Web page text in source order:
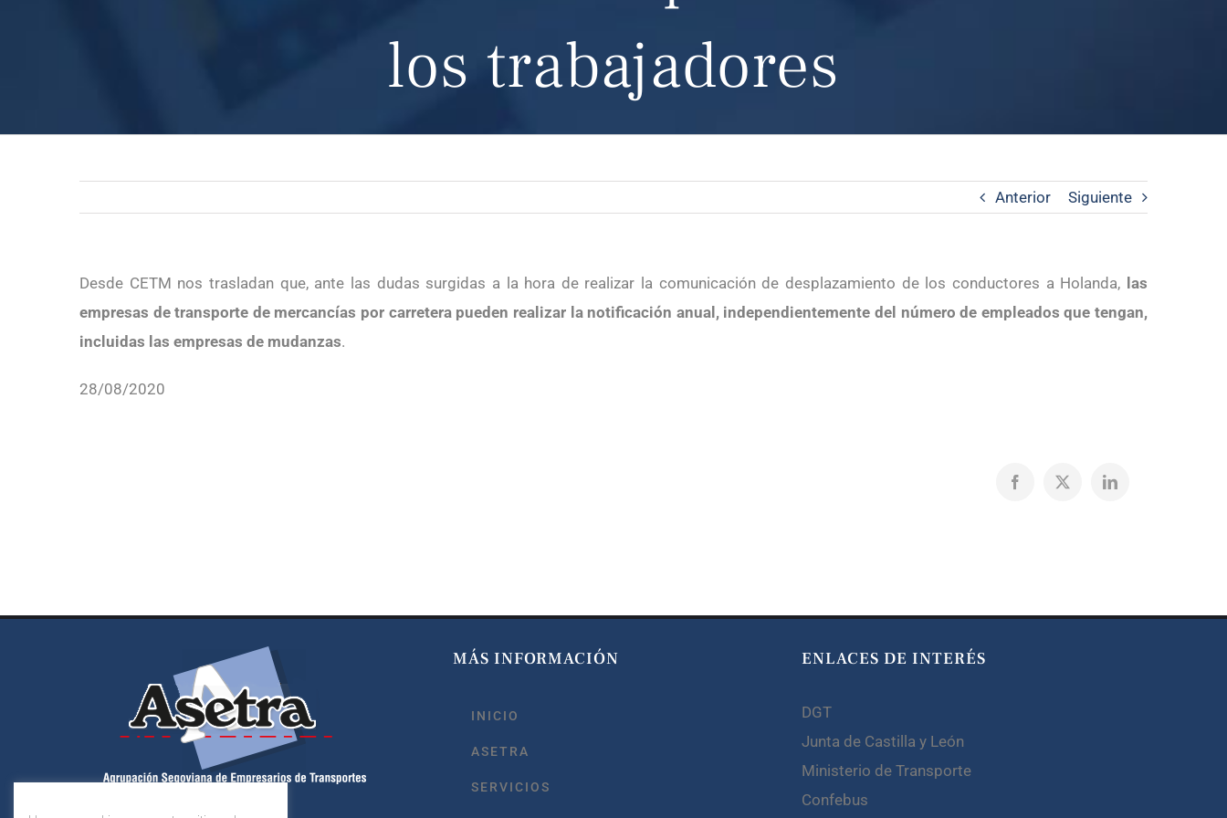
los trabajadores
Anterior Siguiente
Desde CETM nos trasladan que, ante las dudas surgidas a la hora de realizar la comunicación de desplazamiento de los conductores a Holanda, las
empresas de transporte de mercancías por carretera pueden realizar la notificación anual, independientemente del número de empleados que tengan,
incluidas las empresas de mudanzas.
28/08/2020
Facebook
X LinkedIn
MÁS INFORMACIÓN
INICIO
ASETRA
SERVICIOS
ENLACES DE INTERÉS
DGT
Junta de Castilla y León
Ministerio de Transporte
Confebus